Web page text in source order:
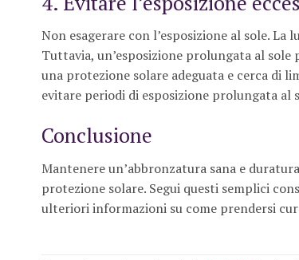
Non esagerare con l’esposizione al sole.
Tuttavia, un’esposizione prolungata al sole
una protezione solare adeguata e cerca di
evitare periodi di esposizione prolungata al
Conclusione
Mantenere un’abbronzatura sana e
protezione solare. Segui questi semplici
ulteriori informazioni su come prendersi